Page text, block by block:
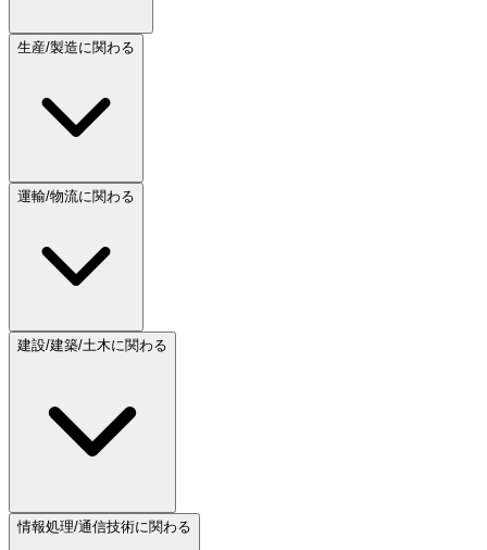
生産/製造に関わる
運輸/物流に関わる
建設/建築/土木に関わる
情報処理/通信技術に関わる